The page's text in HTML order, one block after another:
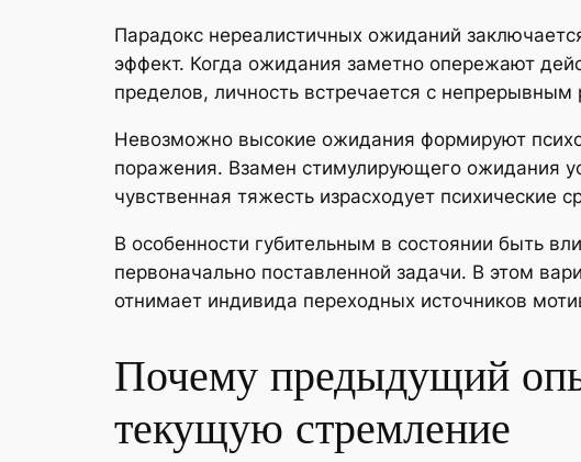
Парадокс нереалистичных ожиданий
эффект. Когда ожидания заметно опережают
пределов, личность встречается с
Невозможно высокие ожидания формируют
поражения. Взамен стимулирующего ожидания
чувственная тяжесть израсходует психические
В особенности губительным в состоянии быть
первоначально поставленной задачи. В этом
отнимает индивида переходных источников
Почему предыдущий
текущую стремление